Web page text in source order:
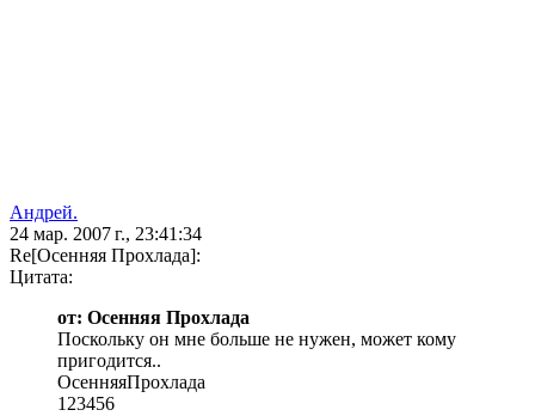
Андрей.
24 мар. 2007 г., 23:41:34
Re[Осенняя Прохлада]:
Цитата:
от: Осенняя Прохлада
Поскольку он мне больше не нужен, может кому
пригодится..
ОсенняяПрохлада
123456